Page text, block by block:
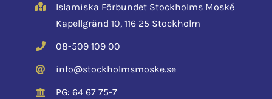
Islamiska Förbundet Stockholms Moské
Kapellgränd 10, 116 25 Stockholm
08-509 109 00
info@stockholmsmoske.se
PG: 64 67 75-7